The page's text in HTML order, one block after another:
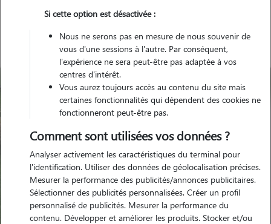
Nos promeneurs à Clisson
Si cette option est désactivée :
Nous ne serons pas en mesure de nous souvenir de
vous d'une sessions à l'autre. Par conséquent,
l'expérience ne sera peut-être pas adaptée à vos
centres d'intérêt.
Vous aurez toujours accès au contenu du site mais
certaines fonctionnalités qui dépendent des cookies ne
fonctionneront peut-être pas.
Comment sont utilisées vos données ?
Analyser activement les caractéristiques du terminal pour
l'identification. Utiliser des données de géolocalisation précises.
Mesurer la performance des publicités/annonces publicitaires.
Sélectionner des publicités personnalisées. Créer un profil
personnalisé de publicités. Mesurer la performance du
contenu. Développer et améliorer les produits. Stocker et/ou